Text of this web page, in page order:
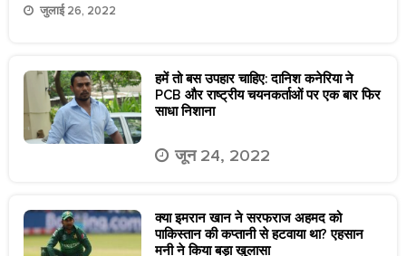
जुलाई 26, 2022
हमें तो बस उपहार चाहिए: दानिश कनेरिया ने
PCB और राष्ट्रीय चयनकर्ताओं पर एक बार फिर
साधा निशाना
जून 24, 2022
क्या इमरान खान ने सरफराज अहमद को
पाकिस्तान की कप्तानी से हटवाया था? एहसान
मनी ने किया बड़ा खुलासा